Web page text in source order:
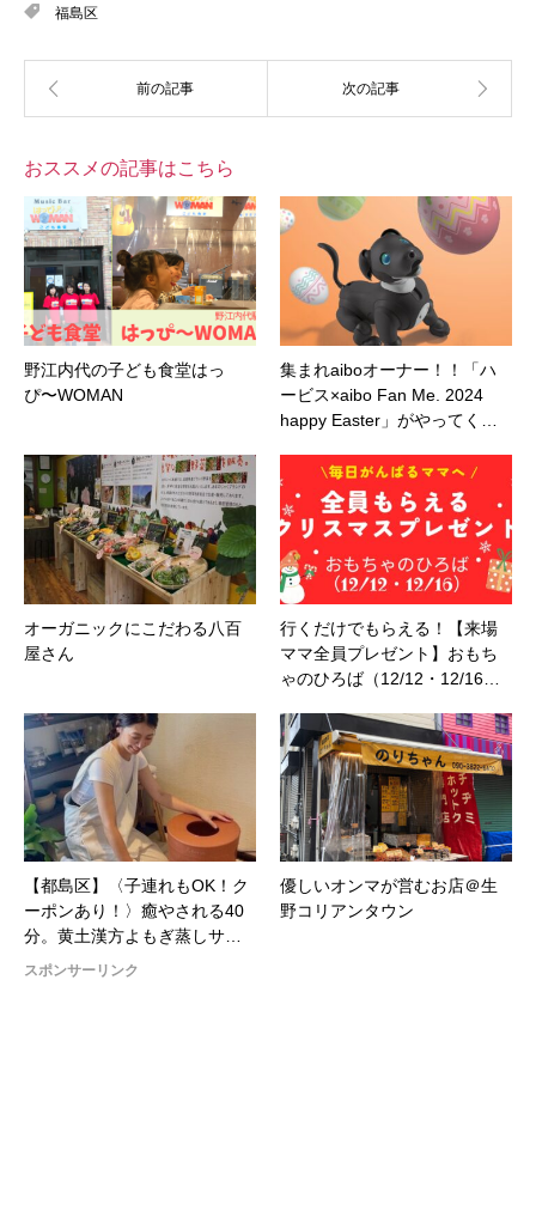
福島区
おススメの記事はこちら
野江内代の子ども食堂はっ
ぴ〜WOMAN
集まれaiboオーナー！！「ハ
ービス×aibo Fan Me. 2024
happy Easter」がやってく…
オーガニックにこだわる八百
屋さん
行くだけでもらえる！【来場
ママ全員プレゼント】おもち
ゃのひろば（12/12・12/16…
【都島区】〈子連れもOK！ク
ーポンあり！〉癒やされる40
分。黄土漢方よもぎ蒸しサ…
優しいオンマが営むお店＠生
野コリアンタウン
スポンサーリンク